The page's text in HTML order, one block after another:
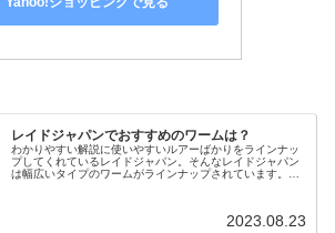
レイドジャパンでおすすめのワームは？
わかりやすい解説に使いやすいルアーばかりをラインナッ
プしてくれているレイドジャパン。そんなレイドジャパン
は幅広いタイプのワームがラインナップされています。い
2023.08.23